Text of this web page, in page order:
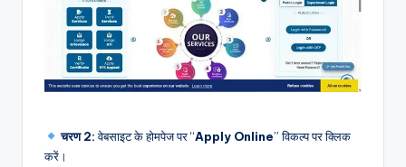
चरण 2:वेबसाइट के होमपेज पर “Apply Online” विकल्प पर क्लिक
करें।